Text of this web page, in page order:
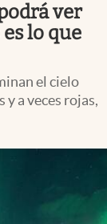
ver
lo que
el cielo
a veces rojas,